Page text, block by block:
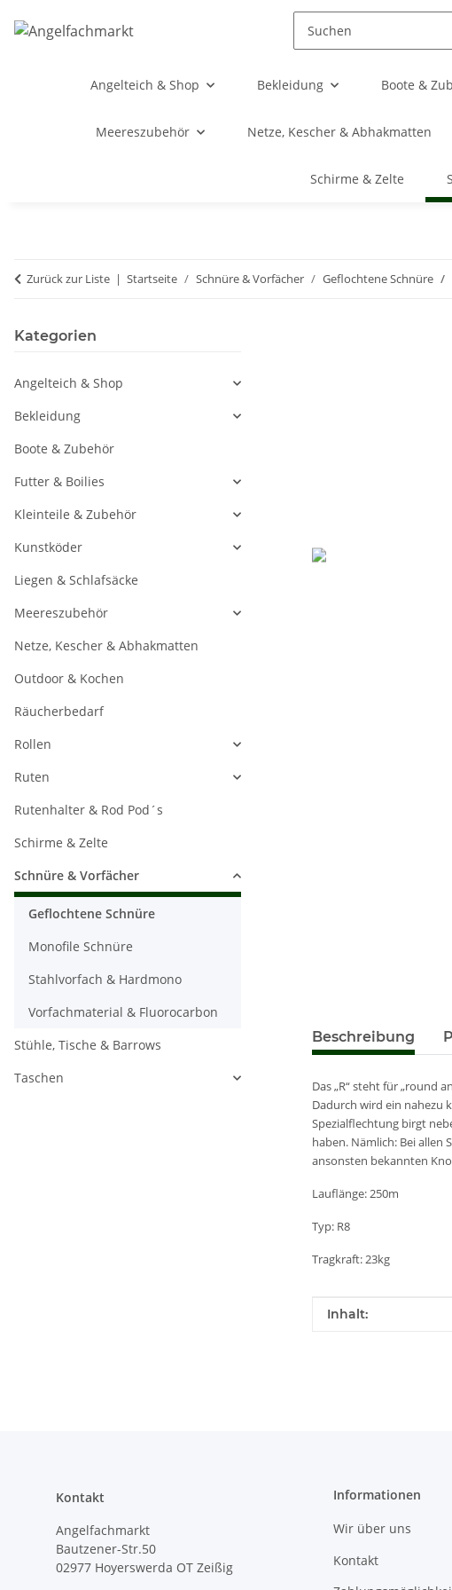
Angelteich & Shop Bekleidung Boote &
Meereszubehör Netze, Kescher & Abhakmatten
Schirme & Zelte
Zurück zur Liste Startseite Schnüre & Vorfächer Geflochtene Schnüre
weitere Registerkarten
Beschreibung
Das „R“ steht für „round
Dadurch wird ein nahezu
Spezialflechtung birgt
haben. Nämlich: Bei allen
ansonsten bekannten
Lauflänge: 250m
Typ: R8
Tragkraft: 23kg
Produkteigenschaft
Wert
Inhalt:
Kategorien
Angelteich & Shop
Bekleidung
Boote & Zubehör
Futter & Boilies
Kleinteile & Zubehör
Kunstköder
Liegen & Schlafsäcke
Meereszubehör
Netze, Kescher & Abhakmatten
Outdoor & Kochen
Räucherbedarf
Rollen
Ruten
Rutenhalter & Rod Pod´s
Schirme & Zelte
Schnüre & Vorfächer
Geflochtene Schnüre
Monofile Schnüre
Stahlvorfach & Hardmono
Vorfachmaterial & Fluorocarbon
Stühle, Tische & Barrows
Taschen
Kontakt
Angelfachmarkt
Bautzener-Str.50
02977 Hoyerswerda OT Zeißig
Informationen
Wir über uns
Kontakt